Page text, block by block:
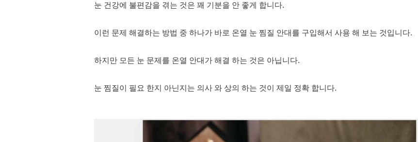
눈 건강에 불편감을 겪는 것은 꽤 기분을 안 좋게 합니다.
이런 문제 해결하는 방법 중 하나가 바로 온열 눈 찜질 안대를 구입해서 사용 해 보는 것입니다.
하지만 모든 눈 문제를 온열 안대가 해결 하는 것은 아닙니다.
눈 찜질이 필요 한지 아닌지는 의사 와 상의 하는 것이 제일 정확 합니다.